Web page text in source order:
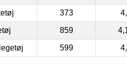
373
859
599